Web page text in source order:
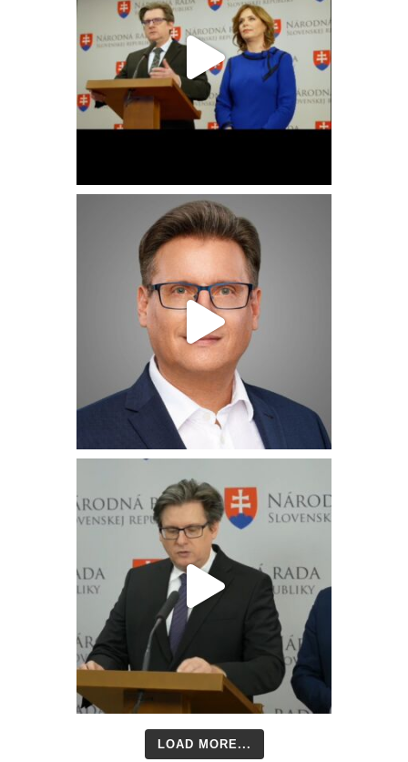
LOAD MORE...